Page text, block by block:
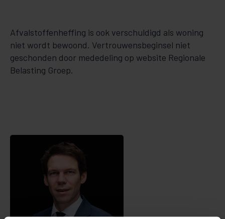
Afvalstoffenheffing is ook verschuldigd als woning
niet wordt bewoond. Vertrouwensbeginsel niet
geschonden door mededeling op website Regionale
Belasting Groep.